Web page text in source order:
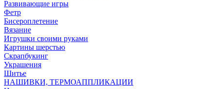
Развивающие игры
Фетр
Бисероплетение
Вязание
Игрушки своими руками
Картины шерстью
Скрапбукинг
Украшения
Шитье
НАШИВКИ, ТЕРМОАППЛИКАЦИИ